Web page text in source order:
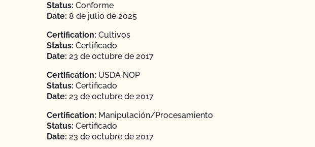
Status: Conforme
Date: 8 de julio de 2025
Certification: Cultivos
Status: Certificado
Date: 23 de octubre de 2017
Certification: USDA NOP
Status: Certificado
Date: 23 de octubre de 2017
Certification: Manipulación/Procesamiento
Status: Certificado
Date: 23 de octubre de 2017